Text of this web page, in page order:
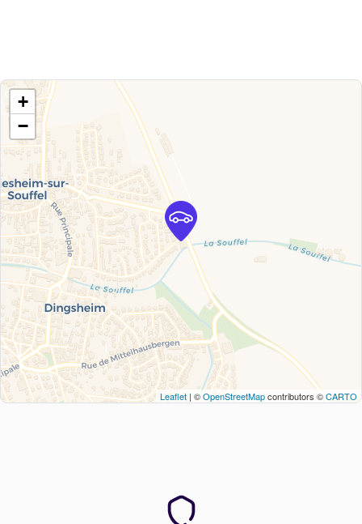
+
−
Leaflet | ©OpenStreetMapcontributors ©CARTO